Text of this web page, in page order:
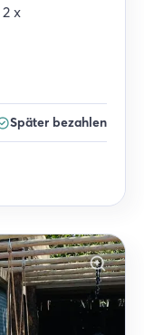
2 x
Später bezahlen